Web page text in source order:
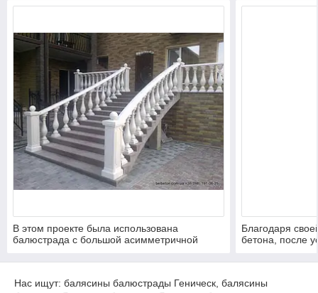
В этом проекте была использована
балюстрада с большой асимметричной
20 лет под открытым небом. Наши
прочностью и плотность.
Благодаря
бетона, после
обработок,
равномерной
Нас ищут: балясины балюстрады Геническ, балясины